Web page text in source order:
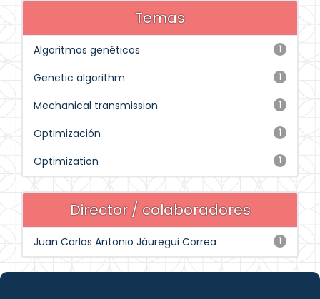
Temas
1
Algoritmos genéticos
1
Genetic algorithm
1
Mechanical transmission
1
Optimización
1
Optimization
Director / colaboradores
1
Juan Carlos Antonio Jáuregui Correa